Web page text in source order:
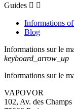
Guides  
Informations
Blog
Informations sur le
keyboard_arrow_up
Informations sur le
VAPOVOR
102, Av. des Champs